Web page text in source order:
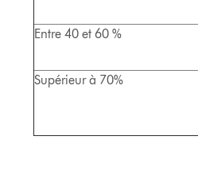
Entre 40 et 60 %
Supérieur à 70%